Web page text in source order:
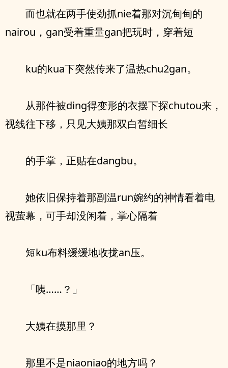
而也就在两手使劲抓nie着那对沉甸甸的
nairou，gan受着重量gan把玩时，穿着短
ku的kua下突然传来了温热chu2gan。
从那件被ding得变形的衣摆下探chutou来，
视线往下移，只见大姨那双白皙细长
的手掌，正贴在dangbu。
她依旧保持着那副温run婉约的神情看着电
视萤幕，可手却没闲着，掌心隔着
短ku布料缓缓地收拢an压。
「咦……？」
大姨在摸那里？
那里不是niaoniao的地方吗？